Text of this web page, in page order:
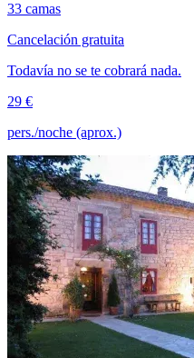
33 camas
Cancelación gratuita
Todavía no se te cobrará nada.
29 €
pers./noche (aprox.)